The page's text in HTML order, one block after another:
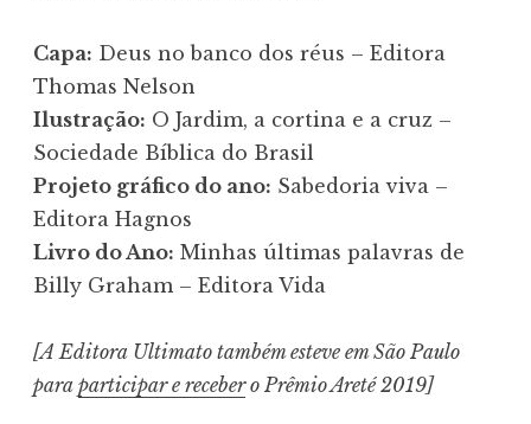
Capa: Deus no banco dos réus – Editora
Thomas Nelson
Ilustração: O Jardim, a cortina e a cruz –
Sociedade Bíblica do Brasil
Projeto gráfico do ano: Sabedoria viva –
Editora Hagnos
Livro do Ano: Minhas últimas palavras de
Billy Graham – Editora Vida
[A Editora Ultimato também esteve em São Paulo
para participar e recebero Prêmio Areté 2019]